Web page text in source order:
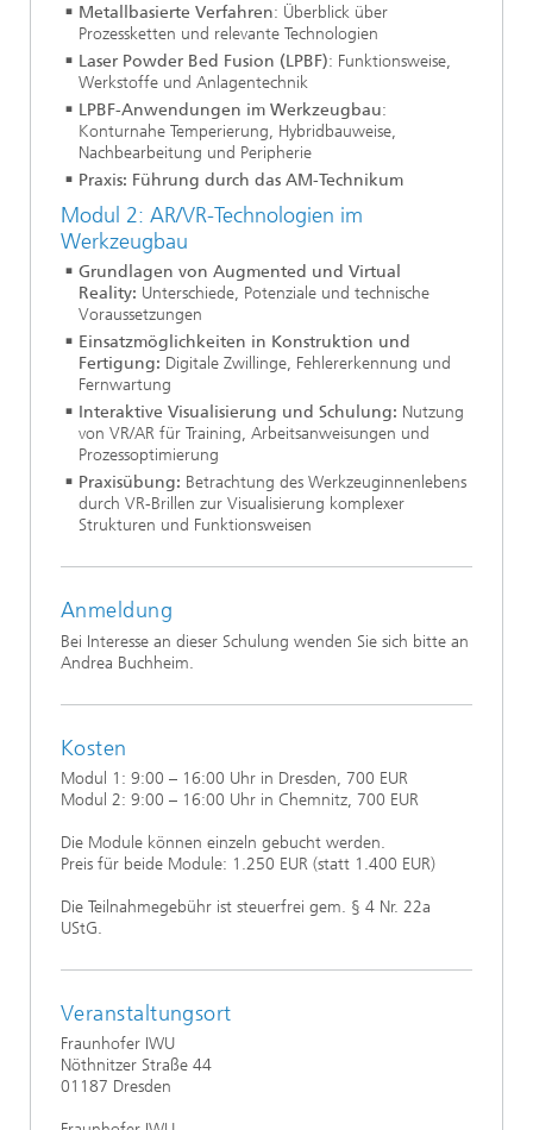
Metallbasierte Verfahren: Überblick über
Prozessketten und relevante Technologien
Laser Powder Bed Fusion (LPBF): Funktionsweise,
Werkstoffe und Anlagentechnik
LPBF-Anwendungen im Werkzeugbau:
Konturnahe Temperierung, Hybridbauweise,
Nachbearbeitung und Peripherie
Praxis: Führung durch das AM-Technikum
Modul 2: AR/VR-Technologien im
Werkzeugbau
Grundlagen von Augmented und Virtual
Reality: Unterschiede, Potenziale und technische
Voraussetzungen
Einsatzmöglichkeiten in Konstruktion und
Fertigung: Digitale Zwillinge, Fehlererkennung und
Fernwartung
Interaktive Visualisierung und Schulung: Nutzung
von VR/AR für Training, Arbeitsanweisungen und
Prozessoptimierung
Praxisübung: Betrachtung des Werkzeuginnenlebens
durch VR-Brillen zur Visualisierung komplexer
Strukturen und Funktionsweisen
Anmeldung
Bei Interesse an dieser Schulung wenden Sie sich bitte an
Andrea Buchheim.
Kosten
Modul 1: 9:00 – 16:00 Uhr in Dresden, 700 EUR
Modul 2: 9:00 – 16:00 Uhr in Chemnitz, 700 EUR
Die Module können einzeln gebucht werden.
Preis für beide Module: 1.250 EUR (statt 1.400 EUR)
Die Teilnahmegebühr ist steuerfrei gem. § 4 Nr. 22a
UStG.
Veranstaltungsort
Fraunhofer IWU
Nöthnitzer Straße 44
01187 Dresden